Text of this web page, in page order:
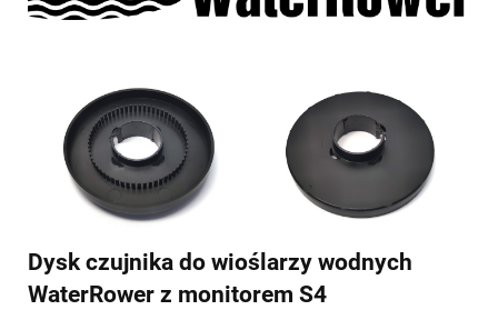
Dysk czujnika do wioślarzy wodnych
WaterRower z monitorem S4